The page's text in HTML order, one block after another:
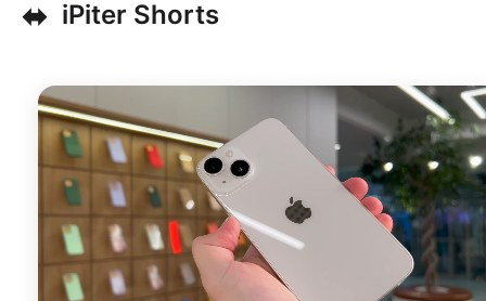
⬌ iPiter Shorts